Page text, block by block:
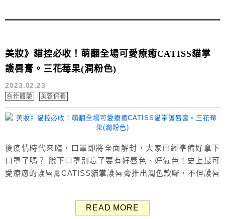
美妝》貓控必收！萌翻全場可愛療癒CATISS貓掌
護唇膏。三花莓果(潤粉色)
2023.02.23
合作體驗 美容保養
後疫情時代來臨，口罩即將全面解封，大家已經準備好拿下
口罩了嗎？ 脫下口罩別忘了要有好唇色、好氣色！史上最可
愛療癒的護唇膏CATISS貓掌護唇膏推出潤色款囉，不但護唇
莓果 (潤粉色) CATISS貓掌護唇膏的最大特色簡單說就是
READ MORE